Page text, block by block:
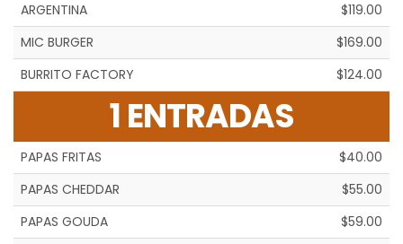
ARGENTINA
$119.00
MIC BURGER
$169.00
BURRITO FACTORY
$124.00
1 ENTRADAS
PAPAS FRITAS
$40.00
PAPAS CHEDDAR
$55.00
PAPAS GOUDA
$59.00